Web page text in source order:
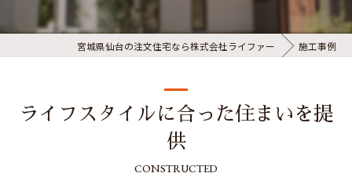
宮城県仙台の注文住宅なら株式会社ライファー 施工事例
ライフスタイルに合った住まいを提
供
CONSTRUCTED